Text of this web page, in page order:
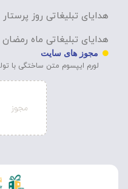
هدایای تبلیغاتی روز پرستار
هدایای تبلیغاتی ماه رمضان
مجوز های سایت
لورم ایپسوم متن ساختگی با